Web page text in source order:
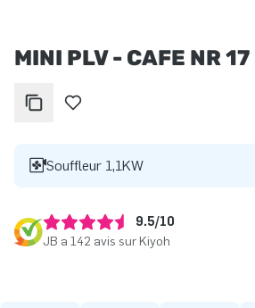
MINI PLV - CAFE NR 17
Souffleur 1,1KW
9.5/10
JB a 142 avis sur Kiyoh